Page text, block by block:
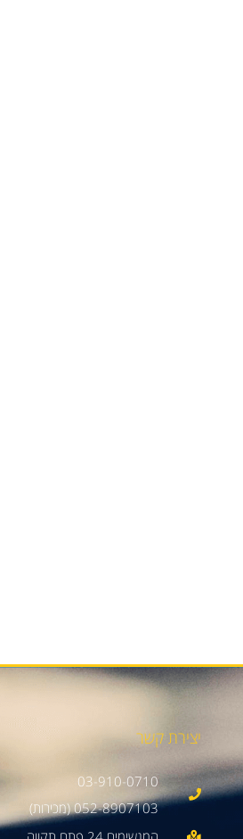
יצירת קשר
03-910-0710
052-8907103 (מכירות)